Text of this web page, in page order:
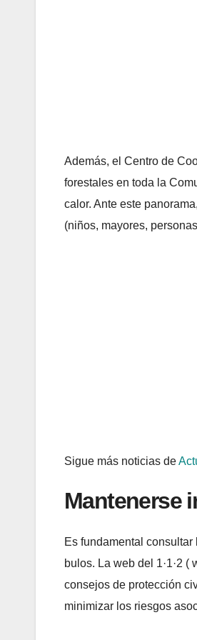
Además, el Centro de
forestales en toda la
calor. Ante este
(niños, mayores,
Sigue más noticias de
Mantenerse
Es fundamental
bulos. La web del 1·1·2
consejos de protección
minimizar los riesgos